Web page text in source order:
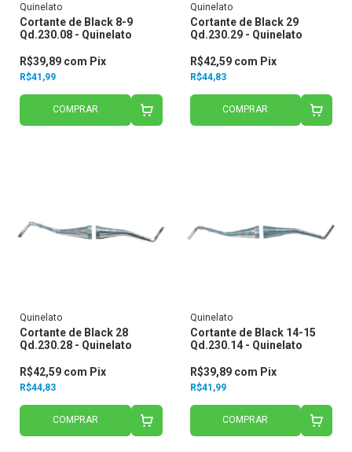
Quinelato
Cortante de Black 8-9
Qd.230.08 - Quinelato
R$41,99
R$39,89 com Pix
COMPRAR
Quinelato
Cortante de Black 29
Qd.230.29 - Quinelato
R$44,83
R$42,59 com Pix
COMPRAR
Quinelato
Cortante de Black 28
Qd.230.28 - Quinelato
R$44,83
R$42,59 com Pix
COMPRAR
Quinelato
Cortante de Black 14-15
Qd.230.14 - Quinelato
R$41,99
R$39,89 com Pix
COMPRAR